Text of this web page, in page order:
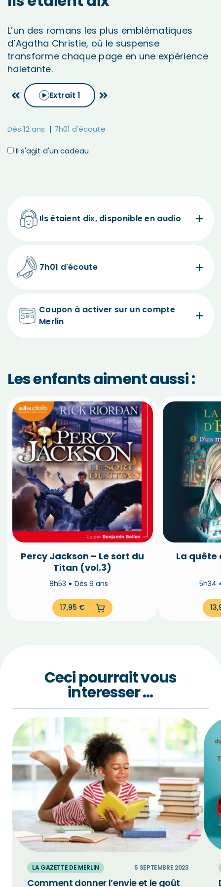
L’un des romans les plus emblématiques
d’Agatha Christie, où le suspense
transforme chaque page en une expérience
haletante.
Extrait 1
Dès 12 ans 7h01 d'écoute
Il s'agit d'un cadeau
Ils étaient dix, disponible en audio
7h01 d'écoute
Coupon à activer sur un compte
Merlin
Les enfants aiment aussi :
Percy Jackson – Le sort du
Titan (vol.3)
8h53 Dès 9 ans
17,95 €
La quête
5h34
Ceci pourrait vous
interesser …
LA GAZETTE DE MERLIN 5 SEPTEMBRE 2023
Comment donner l’envie et le goût